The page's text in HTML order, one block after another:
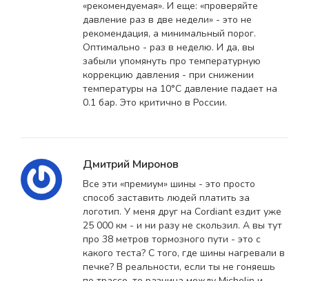
«рекомендуемая». И еще: «проверяйте
давление раз в две недели» - это не
рекомендация, а минимальный порог.
Оптимально - раз в неделю. И да, вы
забыли упомянуть про температурную
коррекцию давления - при снижении
температуры на 10°C давление падает на
0.1 бар. Это критично в России.
Дмитрий Миронов
Все эти «премиум» шины - это просто
способ заставить людей платить за
логотип. У меня друг на Cordiant ездит уже
25 000 км - и ни разу не скользил. А вы тут
про 38 метров тормозного пути - это с
какого теста? С того, где шины нагревали в
печке? В реальности, если ты не гоняешь